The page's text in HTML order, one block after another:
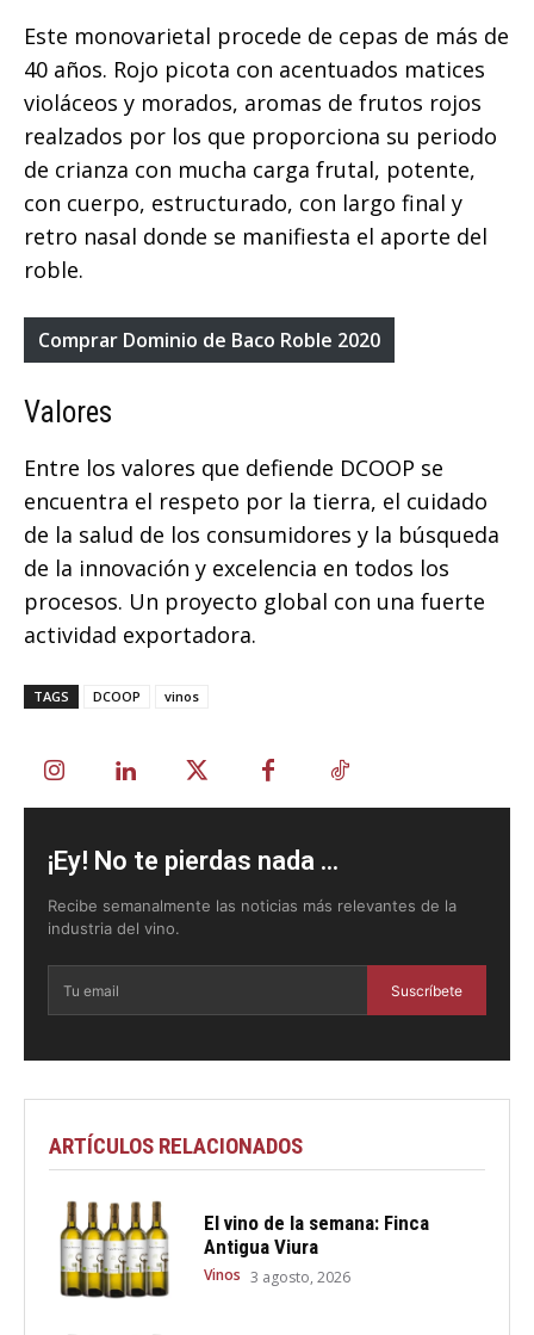
Este monovarietal procede de cepas de más de
40 años. Rojo picota con acentuados matices
violáceos y morados, aromas de frutos rojos
realzados por los que proporciona su periodo
de crianza con mucha carga frutal, potente,
con cuerpo, estructurado, con largo final y
retro nasal donde se manifiesta el aporte del
roble.
Comprar Dominio de Baco Roble 2020
Valores
Entre los valores que defiende DCOOP se
encuentra el respeto por la tierra, el cuidado
de la salud de los consumidores y la búsqueda
de la innovación y excelencia en todos los
procesos. Un proyecto global con una fuerte
actividad exportadora.
TAGS DCOOP vinos
¡Ey! No te pierdas nada ...
Recibe semanalmente las noticias más relevantes de la
industria del vino.
Suscríbete
ARTÍCULOS RELACIONADOS
El vino de la semana: Finca
Antigua Viura
Vinos 3 agosto, 2026